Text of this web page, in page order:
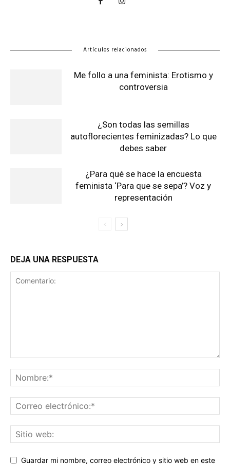
Artículos relacionados
Me follo a una feminista: Erotismo y
controversia
¿Son todas las semillas
autoflorecientes feminizadas? Lo que
debes saber
¿Para qué se hace la encuesta
feminista ‘Para que se sepa’? Voz y
representación
DEJA UNA RESPUESTA
Guardar mi nombre, correo electrónico y sitio web en este